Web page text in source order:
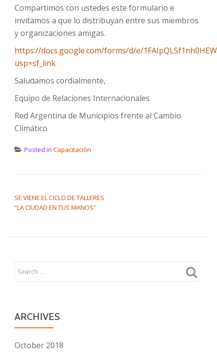
Compartimos con ustedes este formulario e
invitamos a que lo distribuyan entre sus miembros
y organizaciones amigas.
https://docs.google.com/forms/d/e/
usp=sf_link
Saludamos cordialmente,
Equipo de Relaciones Internacionales
Red Argentina de Municipios frente al Cambio
Climático
Posted in Capacitación
SE VIENE EL CICLO DE TALLERES
“LA CIUDAD EN TUS MANOS”
ARCHIVES
October 2018